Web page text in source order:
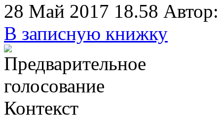
28 Май 2017 18.58
В записную книжку
Контекст